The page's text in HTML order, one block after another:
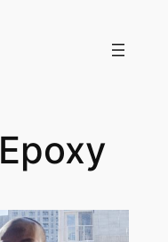
Epoxy